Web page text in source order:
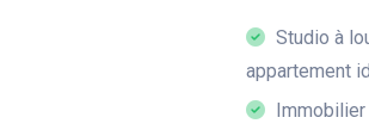
Studio à
appartement